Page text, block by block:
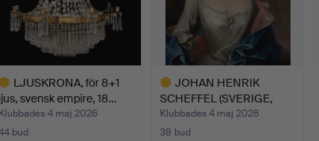
LJUSKRONA, för 8+1
svensk empire, 18…
4 maj 2026
bud
JOHAN HENRIK
SCHEFFEL (SVERIGE,
1690-1781)…
Klubbades 4 maj 2026
38 bud